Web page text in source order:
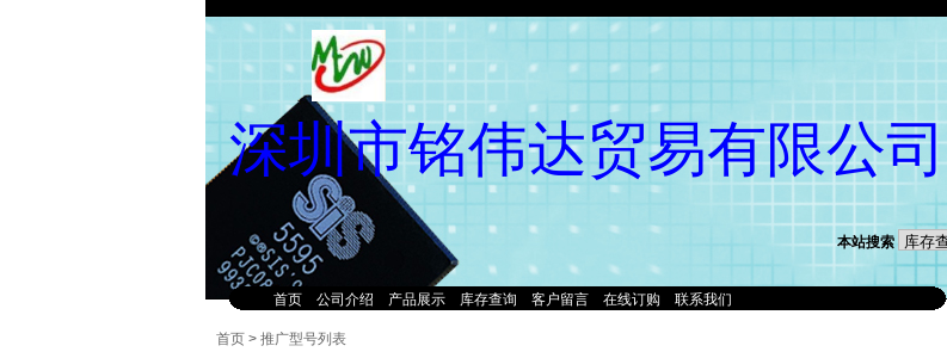
本站搜索
首页 公司介绍 产品展示 库存查询 客户留言 在线订购 联系我们
深圳市铭伟达贸易有限公司
首页 > 推广型号列表